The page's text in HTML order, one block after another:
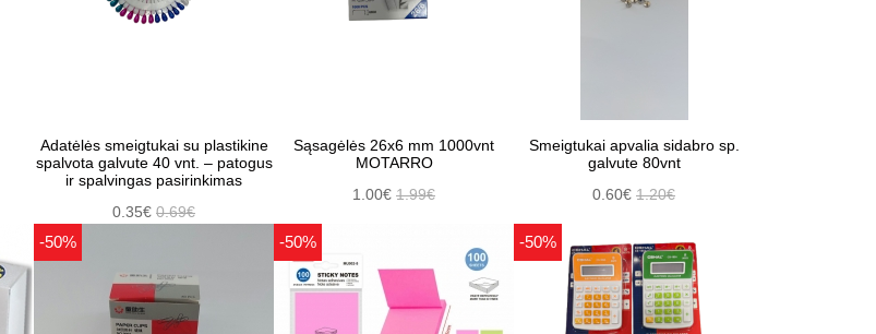
Adatėlės smeigtukai su plastikine
spalvota galvute 40 vnt. – patogus
ir spalvingas pasirinkimas
0.35€ 0.69€
Sąsagėlės 26x6 mm 1000vnt
MOTARRO
1.00€ 1.99€
Smeigtukai apvalia sidabro sp.
galvute 80vnt
0.60€ 1.20€
-50% -50% -50%